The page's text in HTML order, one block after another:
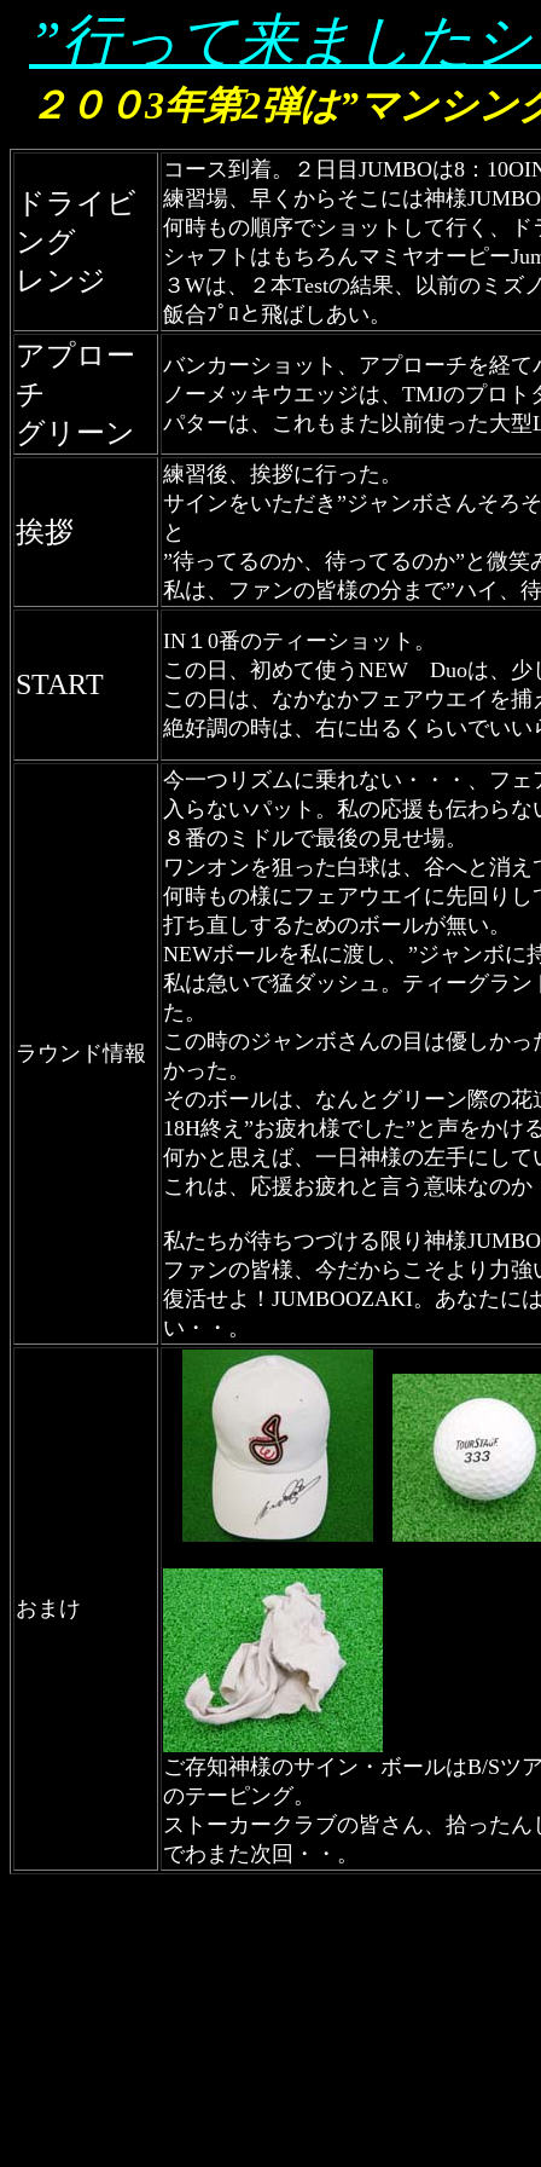
”行って来ました
２００3年第2弾は”マンシ
ドライビ
ング
レンジ
コース到着。２日目JUMBOは8：
練習場、早くからそこには神様
何時もの順序でショットして行く、
シャフトはもちろんマミヤオーピー
３Wは、２本Testの結果、以前のミズ
飯合ﾌﾟﾛと飛ばしあい。
アプロー
チ
グリーン
バンカーショット、アプローチを経
ノーメッキウエッジは、TMJのプロト
パターは、これもまた以前使った大
挨拶
練習後、挨拶に行った。
サインをいただき”ジャンボさんそろ
と
”待ってるのか、待ってるのか”と微笑
私は、ファンの皆様の分まで”ハイ、
START
IN１0番のティーショット。
この日、初めて使うNEW Duoは、少
この日は、なかなかフェアウエイを
絶好調の時は、右に出るくらいでい
ラウンド情報
今一つリズムに乗れない・・・、フ
入らないパット。私の応援も伝わらな
８番のミドルで最後の見せ場。
ワンオンを狙った白球は、谷へと消
何時もの様にフェアウエイに先回りし
打ち直しするためのボールが無い。
NEWボールを私に渡し、”ジャンボに
私は急いで猛ダッシュ。ティーグラ
た。
この時のジャンボさんの目は優しか
かった。
そのボールは、なんとグリーン際の花
18H終え”お疲れ様でした”と声をかけ
何かと思えば、一日神様の左手にして
これは、応援お疲れと言う意味なのか
私たちが待ちつづける限り神様
ファンの皆様、今だからこそより力
復活せよ！JUMBOOZAKI。あなたに
い・・。
おまけ
ご存知神様のサイン・ボールはB/Sツ
のテーピング。
ストーカークラブの皆さん、拾った
でわまた次回・・。